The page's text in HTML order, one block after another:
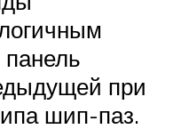
при
шип-паз.